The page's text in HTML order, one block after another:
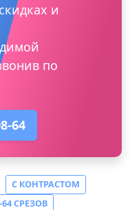
и
по
64
С КОНТРАСТОМ
64 СРЕЗОВ